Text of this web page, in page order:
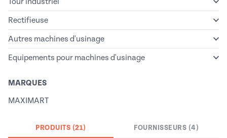
Rectifieuse
Autres machines d'usinage
Equipements pour machines d'usinage
MARQUES
MAXIMART
PRODUITS (21) FOURNISSEURS (4)